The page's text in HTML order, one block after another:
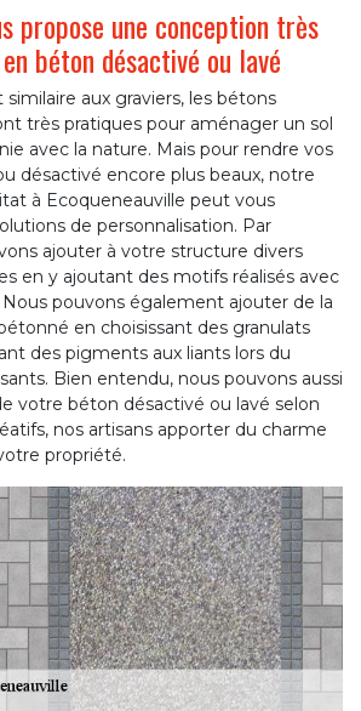
propose une conception très
béton désactivé ou lavé
aux graviers, les bétons
très pratiques pour aménager un sol
avec la nature. Mais pour rendre vos
désactivé encore plus beaux, notre
à Ecoqueneauville peut vous
de personnalisation. Par
ajouter à votre structure divers
en y ajoutant des motifs réalisés avec
pouvons également ajouter de la
en choisissant des granulats
des pigments aux liants lors du
Bien entendu, nous pouvons aussi
votre béton désactivé ou lavé selon
nos artisans apporter du charme
propriété.